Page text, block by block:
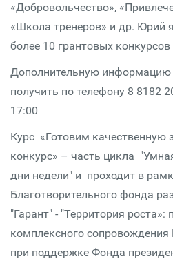
«Добровольчество»,
«Школа тренеров» и др. Юрий
более 10 грантовых
Дополнительную информацию
получить по телефону 8 8182
17:00
Курс «Готовим качественную
конкурс» – часть цикла
дни недели" и проходит в
Благотворительного фонда
"Гарант" - "Территория роста»:
комплексного
при поддержке Фонда